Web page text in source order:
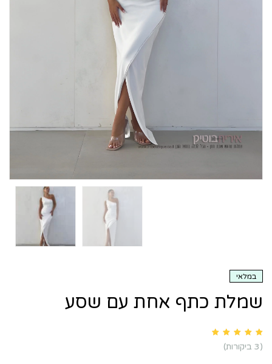
במלאי
שמלת כתף אחת עם שסע
3
customer ratings(
3 ביקורות)